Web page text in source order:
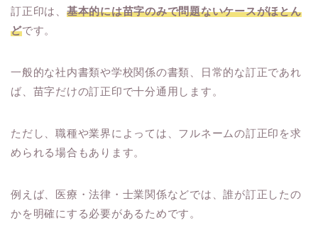
訂正印は、 基本的には苗字のみで問題ないケースがほとん
どです。
一般的な社内書類や学校関係の書類、日常的な訂正であれ
ば、苗字だけの訂正印で十分通用します。
ただし、職種や業界によっては、フルネームの訂正印を求
められる場合もあります。
例えば、医療・法律・士業関係などでは、誰が訂正したの
かを明確にする必要があるためです。